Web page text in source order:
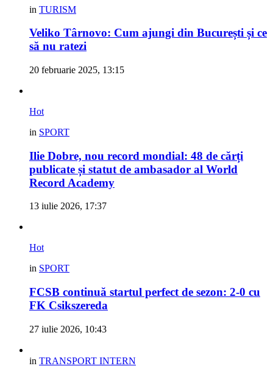
in TURISM
Veliko Târnovo: Cum ajungi din București și ce
să nu ratezi
20 februarie 2025, 13:15
Hot
in SPORT
Ilie Dobre, nou record mondial: 48 de cărți
publicate și statut de ambasador al World
Record Academy
13 iulie 2026, 17:37
Hot
in SPORT
FCSB continuă startul perfect de sezon: 2-0 cu
FK Csikszereda
27 iulie 2026, 10:43
in TRANSPORT INTERN